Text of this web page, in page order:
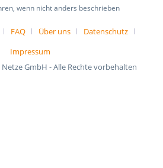
wenn nicht anders beschrieben
FAQ Über uns
Datenschutz
Impressum
GmbH - Alle Rechte vorbehalten